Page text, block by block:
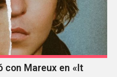
con Mareux en «It